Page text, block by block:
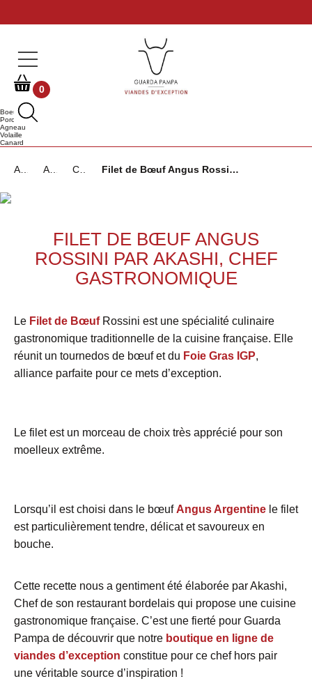
0
Boeuf
Porc
Agneau
Volaille
Canard
Filet de Bœuf Angus Rossini par Akashi, Chef Gastronomique
FILET DE BŒUF ANGUS
ROSSINI PAR AKASHI, CHEF
GASTRONOMIQUE
Le Filet de BœufRossini est une spécialité culinaire
gastronomique traditionnelle de la cuisine française. Elle
réunit un tournedos de bœuf et du Foie Gras IGP,
alliance parfaite pour ce mets d’exception.
Le filet est un morceau de choix très apprécié pour son
moelleux extrême.
Lorsqu’il est choisi dans le bœuf Angus Argentine le filet
est particulièrement tendre, délicat et savoureux en
bouche.
Cette recette nous a gentiment été élaborée par Akashi,
Chef de son restaurant bordelais qui propose une cuisine
gastronomique française. C’est une fierté pour Guarda
Pampa de découvrir que notre boutique en ligne de
viandes d’exception constitue pour ce chef hors pair
une véritable source d’inspiration !